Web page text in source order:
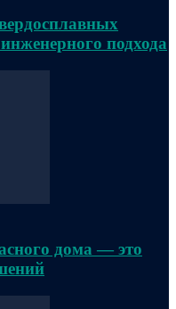
подхода
дома — это